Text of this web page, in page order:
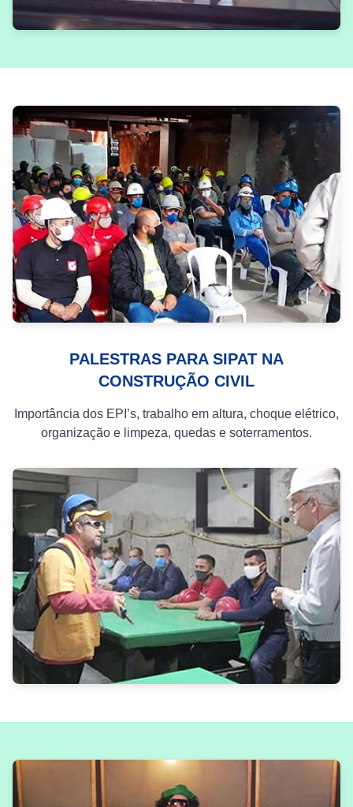
PALESTRAS PARA SIPAT NA
CONSTRUÇÃO CIVIL
Importância dos EPI’s, trabalho em altura, choque elétrico,
organização e limpeza, quedas e soterramentos.